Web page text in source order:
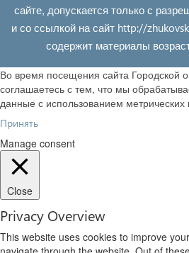
сайте, допускается только с
и со ссылкой на сайт http://
содержит материалы
Во время посещения сайта Городской
соглашаетесь с тем, что мы
данные с использованием
Принять
Manage consent
Close
Privacy Overview
This website uses cookies to improve